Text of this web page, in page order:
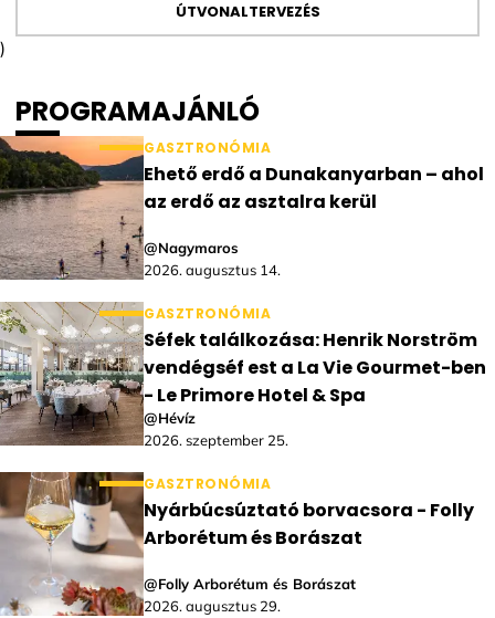
ÚTVONALTERVEZÉS
)
PROGRAMAJÁNLÓ
GASZTRONÓMIA
Ehető erdő a Dunakanyarban – ahol
az erdő az asztalra kerül
@Nagymaros
2026. augusztus 14.
GASZTRONÓMIA
Séfek találkozása: Henrik Norström
vendégséf est a La Vie Gourmet-ben
- Le Primore Hotel & Spa
@Hévíz
2026. szeptember 25.
GASZTRONÓMIA
Nyárbúcsúztató borvacsora - Folly
Arborétum és Borászat
@Folly Arborétum és Borászat
2026. augusztus 29.